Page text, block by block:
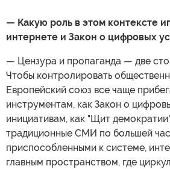
— Какую роль в этом контексте
интернете и Закон о цифровых
— Цензура и пропаганда — две
Чтобы контролировать
Европейский союз все чаще
инструментам, как Закон о
инициативам, как "Щит
традиционные СМИ по большей
приспособленными к системе,
главным пространством, где